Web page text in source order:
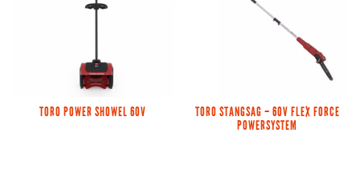
TORO POWER SHOWEL 60V
TORO STANGSAG – 60V FLEX FORCE
POWERSYSTEM